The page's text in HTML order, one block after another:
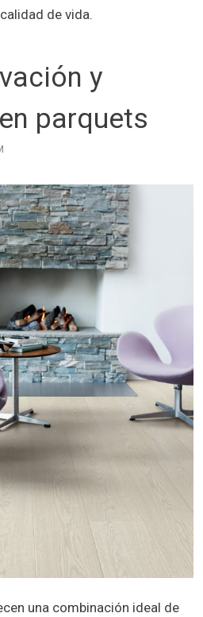
de vida.
y
parquets
una combinación ideal de